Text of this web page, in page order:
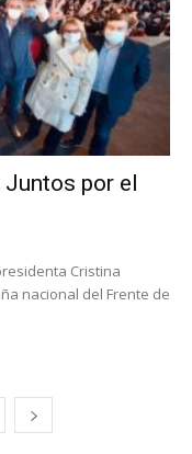
Juntos por el
Cristina
nacional del Frente de